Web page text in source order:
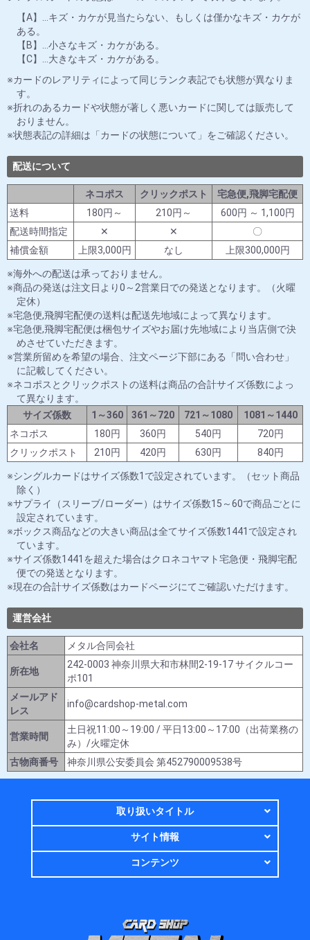
【A】…キズ・カケが見当たらない、もしくは僅かなキズ・カケが
ある。
【B】…小さなキズ・カケがある。
【C】…大きなキズ・カケがある。
カードのレアリティによって同じランク表記でも状態が異なりま
す。
折れのあるカードや状態が著しく悪いカードに関しては販売して
おりません。
状態表記の詳細は「カードの状態について」をご確認ください。
配送について
ネコポス クリックポスト
宅急便,飛脚宅配便
送料
180円～ 210円～
600円 ～ 1,100円
配送時間指定
✕ ✕
〇
補償金額
上限3,000円 なし 上限300,000円
海外への配送は承っておりません。
商品の発送は注文日より0～2営業日での発送となります。（火曜
定休）
宅急便,飛脚宅配便の送料は配送先地域によって異なります。
宅急便,飛脚宅配便は梱包サイズやお届け先地域により当店側で決
めさせていただきます。
営業所留めを希望の場合、注文ページ下部にある「問い合わせ」
に記載してください。
ネコポスとクリックポストの送料は商品の合計サイズ係数によっ
て異なります。
サイズ係数
1～360 361～720 721～1080
1081～1440
ネコポス
180円 360円 540円
720円
クリックポスト
210円 420円 630円 840円
シングルカードはサイズ係数1で設定されています。（セット商品
除く）
サプライ（スリーブ/ローダー）はサイズ係数15～60で商品ごとに
設定されています。
ボックス商品などの大きい商品は全てサイズ係数1441で設定され
ています。
サイズ係数1441を超えた場合はクロネコヤマト宅急便・飛脚宅配
便での発送となります。
現在の合計サイズ係数はカードページにてご確認いただけます。
運営会社
会社名 メタル合同会社
所在地
242-0003 神奈川県大和市林間2-19-17 サイクルコー
ポ101
メールアド
レス
info@cardshop-metal.com
営業時間
土日祝11:00～19:00 / 平日13:00～17:00（出荷業務の
み）/火曜定休
古物商番号
神奈川県公安委員会 第452790009538号
取り扱いタイトル
サイト情報
コンテンツ